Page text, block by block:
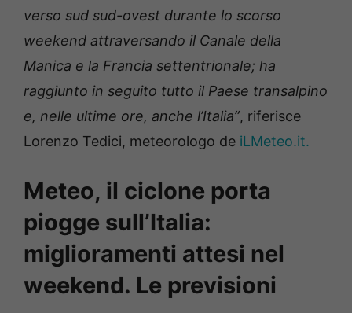
verso sud sud-ovest durante lo scorso
weekend attraversando il Canale della
Manica e la Francia settentrionale; ha
raggiunto in seguito tutto il Paese transalpino
e, nelle ultime ore, anche l’Italia”, riferisce
Lorenzo Tedici, meteorologo de iLMeteo.it.
Meteo, il ciclone porta
piogge sull’Italia:
miglioramenti attesi nel
weekend. Le previsioni